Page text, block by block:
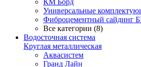
КМ Борд
Универсальные
Фиброцементный сайдинг
Все категории (8)
Водосточная система
Круглая металлическая
Аквасистем
Гранд Лайн